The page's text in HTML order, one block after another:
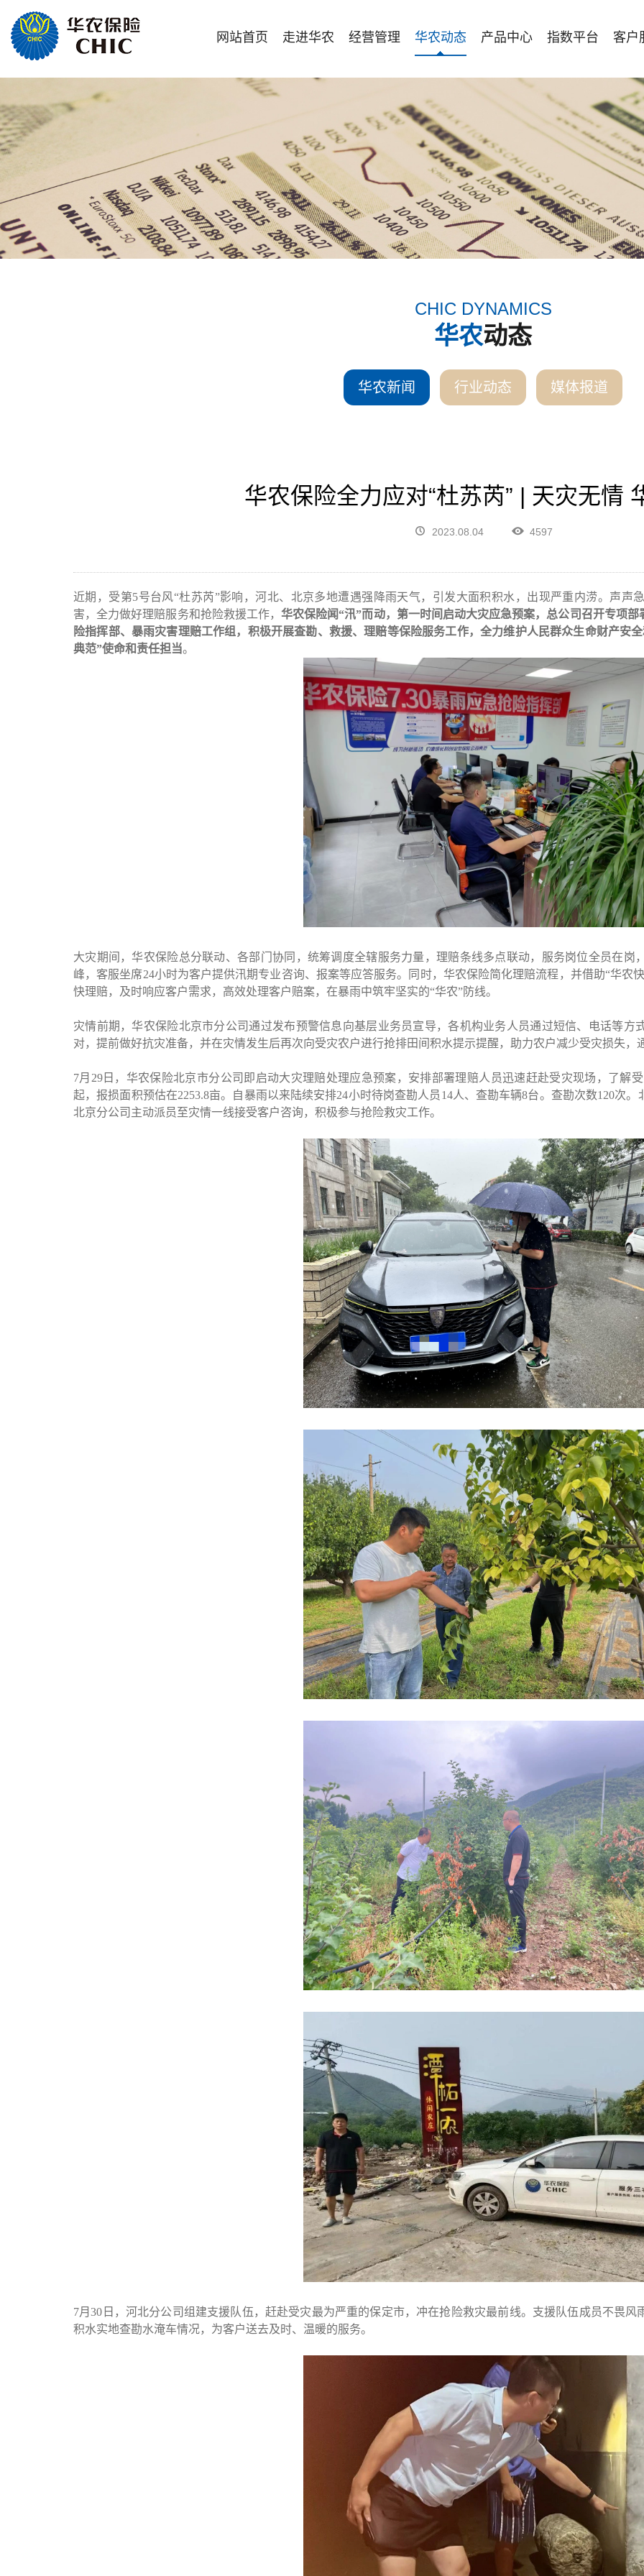
网站首页 走进华农 经营管理 华农动态 产品中心 指数平台 客户
CHIC DYNAMICS
华农动态
华农新闻 行业动态 媒体报道
华农保险全力应对“杜苏芮” | 天灾无情
2023.08.04 4597
近期，受第5号台风“杜苏芮”影响，河北、北京多地遭遇强降雨天气，引发大面积积水，出现严重内涝。声声
害，全力做好理赔服务和抢险救援工作，华农保险闻“汛”而动，第一时间启动大灾应急预案，总公司召开专项
险指挥部、暴雨灾害理赔工作组，积极开展查勘、救援、理赔等保险服务工作，全力维护人民群众生命财产安
典范”使命和责任担当。
大灾期间，华农保险总分联动、各部门协同，统筹调度全辖服务力量，理赔条线多点联动，服务岗位全员在岗
峰，客服坐席24小时为客户提供汛期专业咨询、报案等应答服务。同时，华农保险简化理赔流程，并借助“华农
快理赔，及时响应客户需求，高效处理客户赔案，在暴雨中筑牢坚实的“华农”防线。
灾情前期，华农保险北京市分公司通过发布预警信息向基层业务员宣导，各机构业务人员通过短信、电话等方
对，提前做好抗灾准备，并在灾情发生后再次向受灾农户进行抢排田间积水提示提醒，助力农户减少受灾损失，
7月 29日，华农保险北京市分公司即启动大灾理赔处理应急预案，安排部署理赔人员迅速赶赴受灾现场，了解
起，报损面积预估在2253.8亩。自暴雨以来陆续安排24小时待岗查勘人员 14人、查勘车辆8台。查勘次数120次。
北京分公司主动派员至灾情一线接受客户咨询，积极参与抢险救灾工作。
7月30 日，河北分公司组建支援队伍，赶赴受灾最为严重的保定市，冲在抢险救灾最前线。支援队伍成员不畏
积水实地查勘水淹车情况，为客户送去及时、温暖的服务。